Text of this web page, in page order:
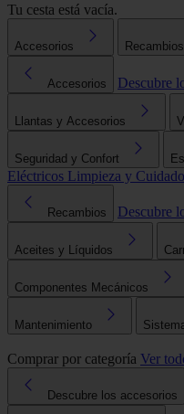
Tu cesta está vacía.
Accesorios Recambios
Accesorios Descubre
Llantas y Accesorios
Seguridad y Confort
Eléctricos Limpieza y Cuidado
Recambios Descubre
Aceites y Líquidos
Componentes Mecánicos
Mantenimiento
Comprar por categoría Ver
Descubre los accesorios